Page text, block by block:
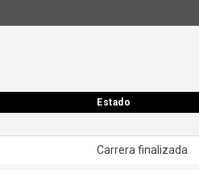
Estado
Carrera finalizada
Estado